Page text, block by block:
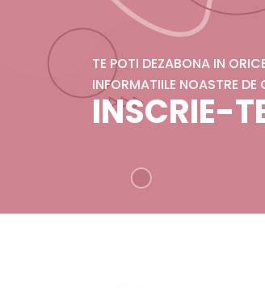
TE POTI DEZABONA IN
INFORMATIILE NOASTRE
INSCRIE-